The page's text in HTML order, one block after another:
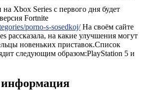
Xbox Series с первого дня будет
Fortnite
porno-s-sosedkoj/На своём сайте
рассказала, на какие улучшения могут
новеньких приставок.Список
следующим образом:PlayStation 5 и